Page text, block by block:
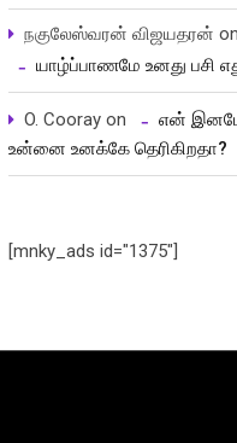
நகுலேஸ்வரன் விஜயதரன் on
யாழ்ப்பாணமே உனது பசி
O. Cooray on
என்
உன்னை உனக்கே தெரிகிறதா?
[mnky_ads id="1375"]